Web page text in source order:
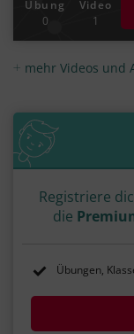
Übung
0
Video
1
mehr Videos und
Registriere
die
Übungen,